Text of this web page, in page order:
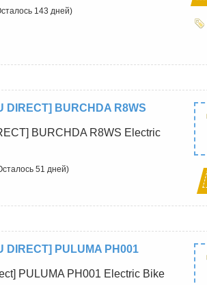
143 дней)
DIRECT] BURCHDA R8WS
BURCHDA R8WS Electric
51 дней)
DIRECT] PULUMA PH001
PULUMA PH001 Electric Bike